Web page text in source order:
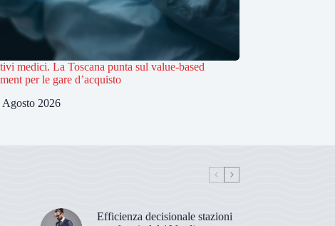
medici. La Toscana punta sul value-based
per le gare d’acquisto
Agosto 2026
Efficienza decisionale stazioni